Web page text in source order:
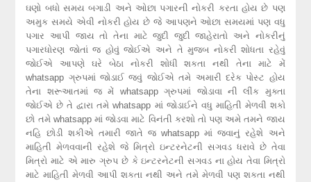
ઘણો બધો સમય બગાડી અને ઓછા પગારની નોકરી કરતા હોય છે પણ
અમુક સમયે એવી નોકરી હોય છે જે આપણને ઓછા સમયમાં પણ વધુ
પગાર આપી જાય તો તેના માટે જુદી જુદી જાહેરાતો અને નોકરીનું
પગારધોરણ જોતાં જ હોવું જોઈએ અને તે મુજબ નોકરી શોધતા રહેવું
જોઈએ આપણે ઘરે બેઠા નોકરી શોધી શકતા નથી તેના માટે મેં
whatsapp ગ્રુપમાં જોડાઈ જવું જોઈએ તમે અમારી દરેક પોસ્ટ હોય
તેના શરૂઆતમાં જ મેં whatsapp ગ્રુપમાં જોડાવા ની લીંક મુક્તા
જોઈએ છે તે દ્વારા તમે whatsapp માં જોડાઈને વધુ માહિતી મેળવી શકો
છો તમે whatsapp માં જોડવા માટે વિનંતી કરશો તો પણ અમે તમને જાય
નહિ છોડી શકીએ તમારી જાતે જ whatsapp માં જવાનું રહેશે અને
માહિતી મેળવવાની રહેશે જે મિત્રો ઇન્ટરનેટની સગવડ ધરાવે છે તેવા
મિત્રો માટે એ મારુ ગ્રુપ છે કે ઇન્ટરનેટની સગવડ ના હોય તેવા મિત્રો
માટે માહિતી મેળવી આપી શકતા નથી અને તમે મેળવી પણ શકતા નથી